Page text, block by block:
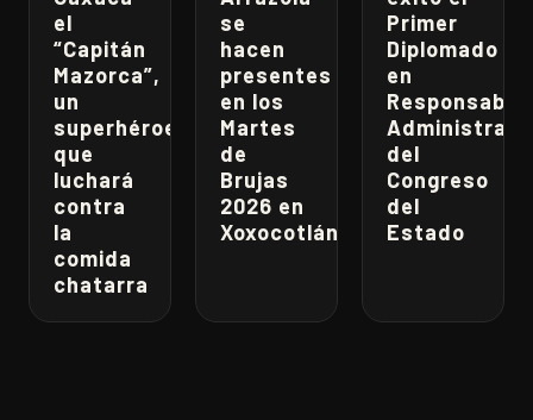
el
“Capitán
Mazorca”,
un
superhéroe
que
luchará
contra
la
comida
chatarra
se
hacen
presentes
en los
Martes
de
Brujas
2026 en
Xoxocotlán
Primer
Diplomado
en
del
Congreso
del
Estado